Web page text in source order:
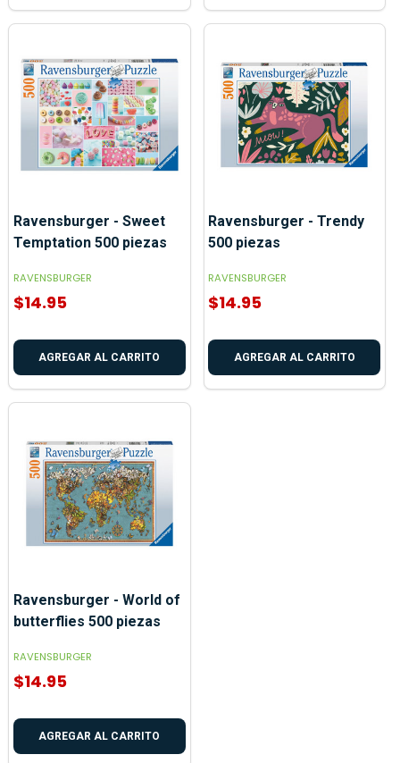
Ravensburger - Sweet
Temptation 500 piezas
RAVENSBURGER
$14.95
AGREGAR AL CARRITO
Ravensburger - Trendy
500 piezas
RAVENSBURGER
$14.95
AGREGAR AL CARRITO
Ravensburger - World of
butterflies 500 piezas
RAVENSBURGER
$14.95
AGREGAR AL CARRITO